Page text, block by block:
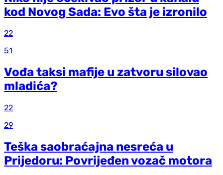
kod Novog Sada: Evo šta je izronilo
22
51
Vođa taksi mafije u zatvoru silovao
mladića?
22
29
Teška saobraćajna nesreća u
Prijedoru: Povrijeđen vozač motora